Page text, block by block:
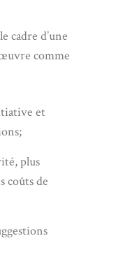
cadre d’une
comme
et
plus
coûts de